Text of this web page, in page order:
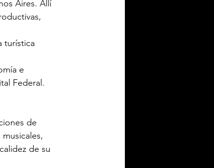
Aires. Allí
turística
e
Federal.
de
de su